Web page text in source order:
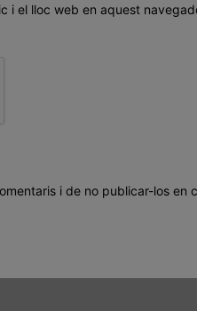
i el lloc web en aquest
i de no publicar-los en